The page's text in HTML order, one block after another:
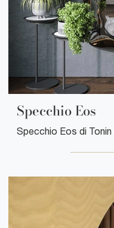
Specchio Eos